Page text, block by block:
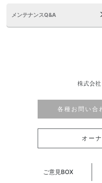
メンテナンスQ&A
株式会
各種お問い合
オー
ご意見BOX